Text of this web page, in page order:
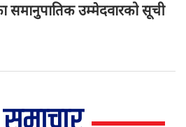
समानुपातिक उम्मेदवारको सूची